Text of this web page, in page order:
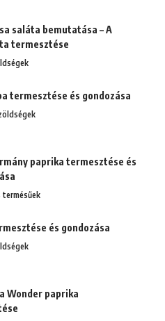
saláta bemutatása – A
termesztése
termesztése és gondozása
paprika termesztése és
és gondozása
Wonder paprika